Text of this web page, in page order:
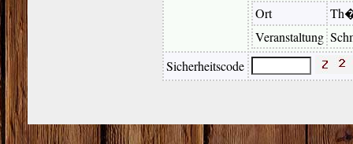
Ort
Veranstaltung
Sicherheitscode